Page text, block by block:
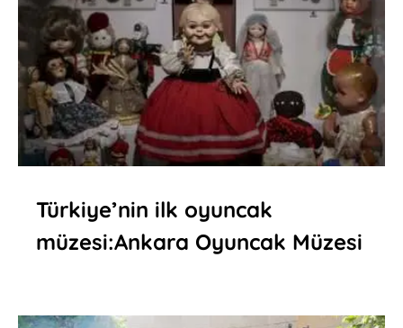
Türkiye’nin ilk oyuncak
müzesi:Ankara Oyuncak Müzesi